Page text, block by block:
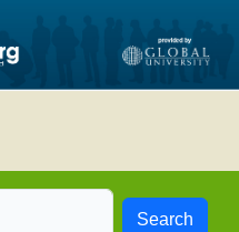
Search